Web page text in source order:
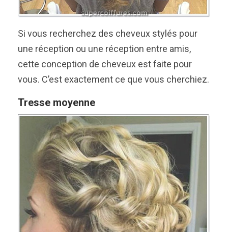
Si vous recherchez des cheveux stylés pour
une réception ou une réception entre amis,
cette conception de cheveux est faite pour
vous. C’est exactement ce que vous cherchiez.
Tresse moyenne